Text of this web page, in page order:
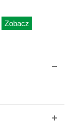
Zobacz